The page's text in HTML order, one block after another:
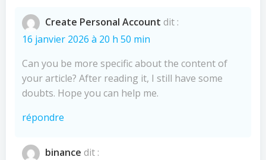
Create Personal Account dit :
16 janvier 2026 à 20 h 50 min
Can you be more specific about the content of
your article? After reading it, I still have some
doubts. Hope you can help me.
répondre
binance dit :